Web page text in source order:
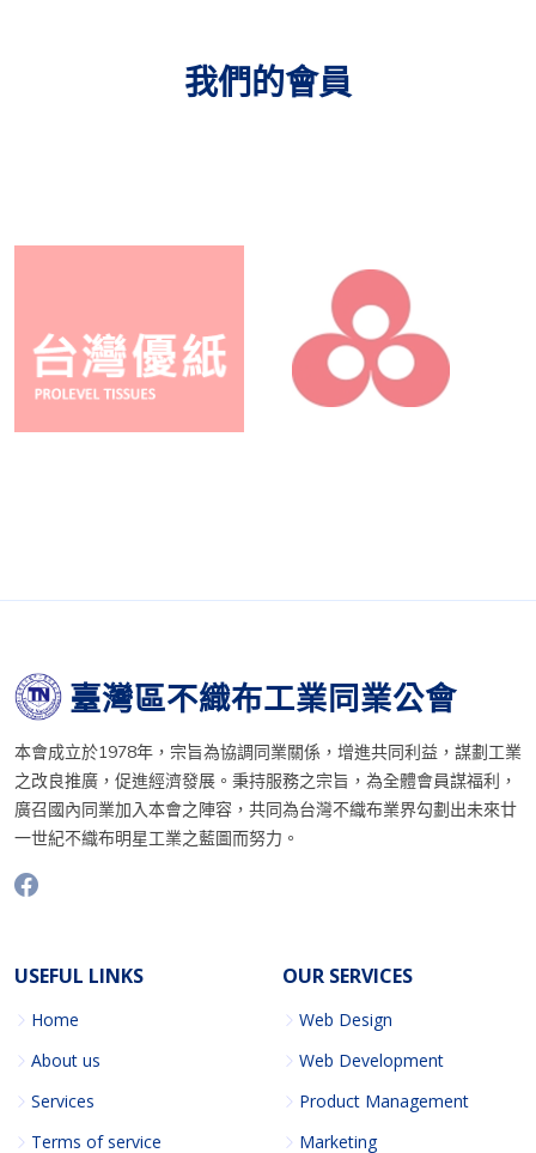
我們的會員
臺灣區不織布工業同業公會
本會成立於1978年，宗旨為協調同業關係，增進共同利益，謀劃工業
之改良推廣，促進經濟發展。秉持服務之宗旨，為全體會員謀福利，
廣召國內同業加入本會之陣容，共同為台灣不織布業界勾劃出未來廿
一世紀不織布明星工業之藍圖而努力。
USEFUL LINKS
Home
About us
Services
Terms of service
OUR SERVICES
Web Design
Web Development
Product Management
Marketing